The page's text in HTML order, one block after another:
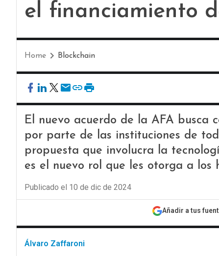
el financiamiento
Home Blockchain
El nuevo acuerdo de la AFA
por parte de las instituciones de
propuesta que involucra la
es el nuevo rol que les otorga a los
Publicado el 10 de dic de 2024
Añadir a tus
Álvaro Zaffaroni